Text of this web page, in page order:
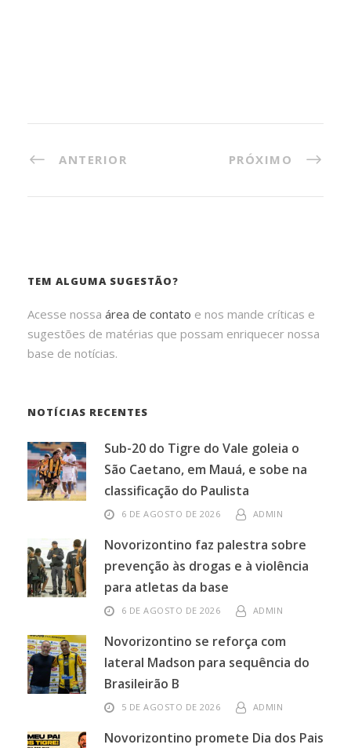
ANTERIOR PRÓXIMO
TEM ALGUMA SUGESTÃO?
Acesse nossa área de contato e nos mande críticas e
sugestões de matérias que possam enriquecer nossa
base de notícias.
NOTÍCIAS RECENTES
Sub-20 do Tigre do Vale goleia o
São Caetano, em Mauá, e sobe na
classificação do Paulista
6 DE AGOSTO DE 2026 ADMIN
Novorizontino faz palestra sobre
prevenção às drogas e à violência
para atletas da base
6 DE AGOSTO DE 2026 ADMIN
Novorizontino se reforça com
lateral Madson para sequência do
Brasileirão B
5 DE AGOSTO DE 2026 ADMIN
Novorizontino promete Dia dos Pais